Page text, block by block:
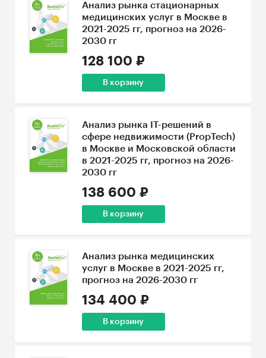
Анализ рынка стационарных
медицинских услуг в Москве в
2021-2025 гг, прогноз на 2026-
2030 гг
128 100 ₽
В корзину
Анализ рынка IT-решений в
сфере недвижимости (PropTech)
в Москве и Московской области
в 2021-2025 гг, прогноз на 2026-
2030 гг
138 600 ₽
В корзину
Анализ рынка медицинских
услуг в Москве в 2021-2025 гг,
прогноз на 2026-2030 гг
134 400 ₽
В корзину